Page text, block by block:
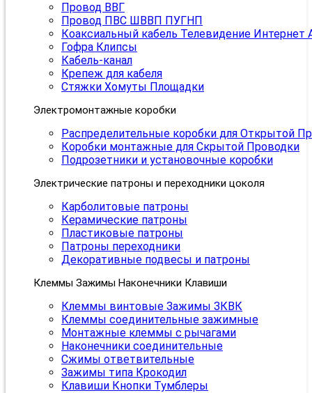
Провод ВВГ
Провод ПВС ШВВП ПУГНП
Коаксиальный кабель Телевидение Интернет
Гофра Клипсы
Кабель-канал
Крепеж для кабеля
Стяжки Хомуты Площадки
Электромонтажные коробки
Распределительные коробки для Открытой
Коробки монтажные для Скрытой Проводки
Подрозетники и установочные коробки
Электрические патроны и переходники цоколя
Карболитовые патроны
Керамические патроны
Пластиковые патроны
Патроны переходники
Декоративные подвесы и патроны
Клеммы Зажимы Наконечники Клавиши
Клеммы винтовые Зажимы ЗКВК
Клеммы соединительные зажимные
Монтажные клеммы с рычагами
Наконечники соединительные
Сжимы ответвительные
Зажимы типа Крокодил
Клавиши Кнопки Тумблеры